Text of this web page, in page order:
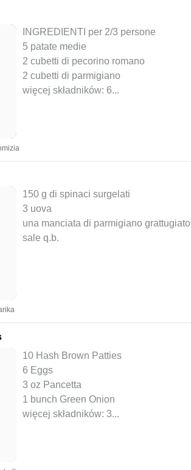
INGREDIENTI per 2/3 persone
5 patate medie
2 cubetti di pecorino romano
2 cubetti di parmigiano
więcej składników: 6...
150 g di spinaci surgelati
3 uova
una manciata di parmigiano grattugiato
sale q.b.
10 Hash Brown Patties
6 Eggs
3 oz Pancetta
1 bunch Green Onion
więcej składników: 3...